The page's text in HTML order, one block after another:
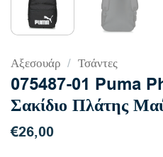
Αξεσουάρ / Τσάντες
075487-01 Puma
Σακίδιο Πλάτης
€26,00